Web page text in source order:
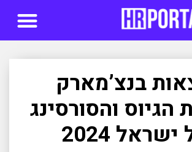
בנצ’מארק
הגיוס והסורסינג
2024